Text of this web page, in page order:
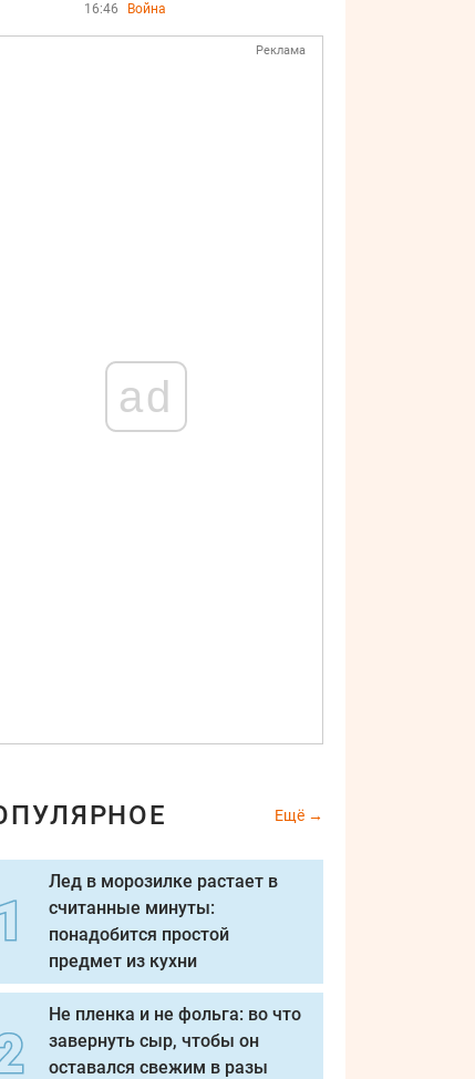
16:46 Война
Реклама
ad
Ещё
Лед в морозилке растает в
считанные минуты:
понадобится простой
предмет из кухни
Не пленка и не фольга: во что
завернуть сыр, чтобы он
оставался свежим в разы